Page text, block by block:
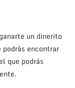
un dinerito
podrás encontrar
que podrás